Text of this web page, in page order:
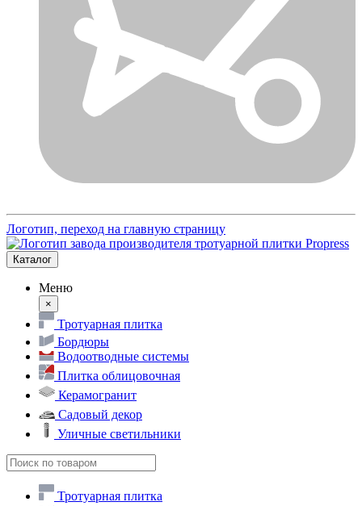
Логотип, переход на главную страницу
Каталог
Меню
×
Тротуарная плитка
Бордюры
Водоотводные системы
Плитка облицовочная
Керамогранит
Садовый декор
Уличные светильники
Тротуарная плитка